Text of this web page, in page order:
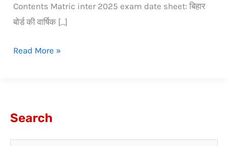
Contents Matric inter 2025 exam date sheet: बिहार
बोर्ड की वार्षिक […]
Read More »
Search